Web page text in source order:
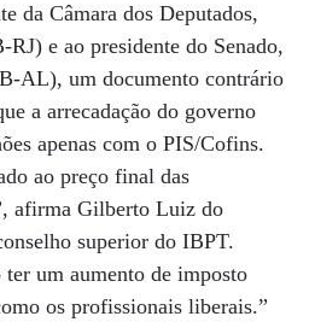
da Câmara dos Deputados,
e ao presidente do Senado,
AL), um documento contrário
a arrecadação do governo
apenas com o PIS/Cofins.
ao preço final das
afirma Gilberto Luiz do
superior do IBPT.
ter um aumento de imposto
os profissionais liberais.”